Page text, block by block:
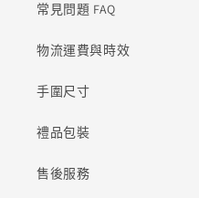
常見問題 FAQ
物流運費與時效
手圍尺寸
禮品包裝
售後服務